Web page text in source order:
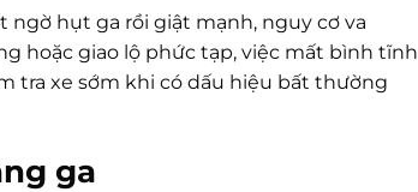
ngờ hụt ga rồi giật mạnh, nguy cơ va
hoặc giao lộ phức tạp, việc mất bình tĩnh
tra xe sớm khi có dấu hiệu bất thường
ga